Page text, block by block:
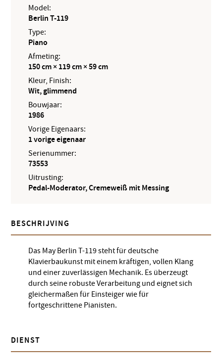
Model:
Berlin T-119
Type:
Piano
Afmeting:
150 cm × 119 cm × 59 cm
Kleur, Finish:
Wit, glimmend
Bouwjaar:
1986
Vorige Eigenaars:
1 vorige eigenaar
Serienummer:
73553
Uitrusting:
Pedal-Moderator, Cremeweiß mit Messing
BESCHRIJVING
Das May Berlin T-119 steht für deutsche
Klavierbaukunst mit einem kräftigen, vollen Klang
und einer zuverlässigen Mechanik. Es überzeugt
durch seine robuste Verarbeitung und eignet sich
gleichermaßen für Einsteiger wie für
fortgeschrittene Pianisten.
DIENST